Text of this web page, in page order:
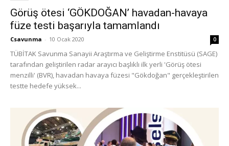
Görüş ötesi ‘GÖKDOĞAN’ havadan-havaya
füze testi başarıyla tamamlandı
Csavunma - 10 Ocak 2020 0
TÜBİTAK Savunma Sanayii Araştırma ve Geliştirme Enstitüsü (SAGE)
tarafından geliştirilen radar arayıcı başlıklı ilk yerli 'Görüş ötesi
menzilli' (BVR), havadan havaya füzesi "Gökdoğan" gerçekleştirilen
testte hedefe yüksek...